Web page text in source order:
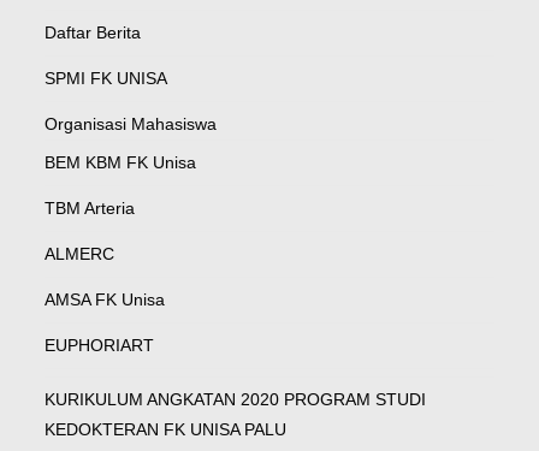
Daftar Berita
SPMI FK UNISA
Organisasi Mahasiswa
BEM KBM FK Unisa
TBM Arteria
ALMERC
AMSA FK Unisa
EUPHORIART
KURIKULUM ANGKATAN 2020 PROGRAM STUDI
KEDOKTERAN FK UNISA PALU